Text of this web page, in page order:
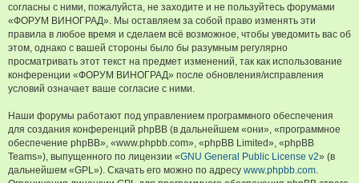
согласны с ними, пожалуйста, не заходите и не пользуйтесь форумами
«ФОРУМ ВИНОГРАД». Мы оставляем за собой право изменять эти
правила в любое время и сделаем всё возможное, чтобы уведомить вас об
этом, однако с вашей стороны было бы разумным регулярно
просматривать этот текст на предмет изменений, так как использование
конференции «ФОРУМ ВИНОГРАД» после обновления/исправления
условий означает ваше согласие с ними.
Наши форумы работают под управлением программного обеспечения
для создания конференций phpBB (в дальнейшем «они», «программное
обеспечение phpBB», «www.phpbb.com», «phpBB Limited», «phpBB
Teams»), выпущенного по лицензии «GNU General Public License v2» (в
дальнейшем «GPL»). Скачать его можно по адресу www.phpbb.com.